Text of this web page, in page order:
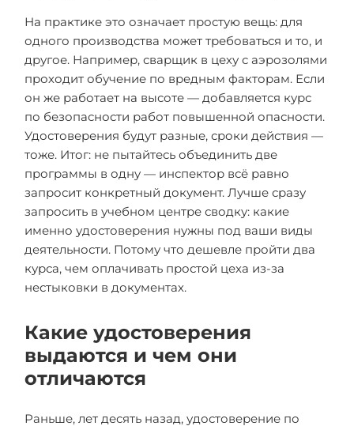
На практике это означает простую вещь: для
одного производства может требоваться и то, и
другое. Например, сварщик в цеху с аэрозолями
проходит обучение по вредным факторам. Если
он же работает на высоте — добавляется курс
по безопасности работ повышенной опасности.
Удостоверения будут разные, сроки действия —
тоже. Итог: не пытайтесь объединить две
программы в одну — инспектор всё равно
запросит конкретный документ. Лучше сразу
запросить в учебном центре сводку: какие
именно удостоверения нужны под ваши виды
деятельности. Потому что дешевле пройти два
курса, чем оплачивать простой цеха из-за
нестыковки в документах.
Какие удостоверения
выдаются и чем они
отличаются
Раньше, лет десять назад, удостоверение по